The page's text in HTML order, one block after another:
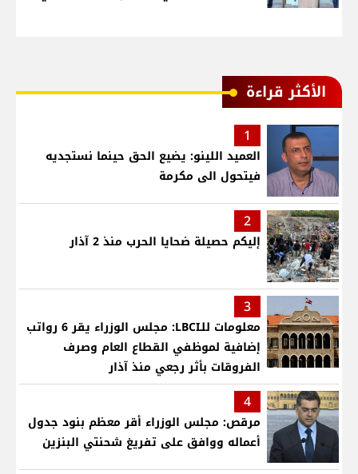
الأكثر قراءة
1
العميد اللينو: يضيع الحق حينما نستجديه
فيتحول الى مكرمة
2
إليكم حصيلة ضحايا الحرب منذ 2 آذار
3
معلومات للـLBCI: مجلس الوزراء يقر 6 رواتب
إضافية لموظفي القطاع العام وصرف
الفروقات بأثر رجعي منذ آذار
4
مرقص: مجلس الوزراء أقر معظم بنود جدول
أعماله ووافق على تفريغ شحنتي البنزين